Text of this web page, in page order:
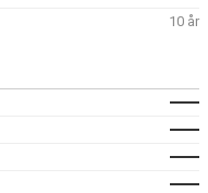
10 år